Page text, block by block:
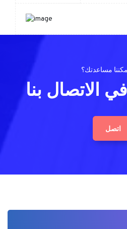
مساعدتك؟
اتصل